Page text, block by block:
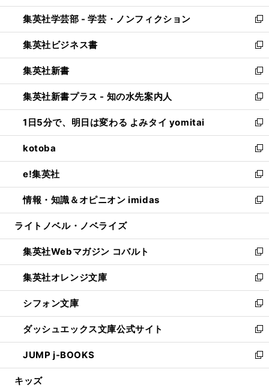
開
く
ウ
で
開
く
ン
ド
ウ
で
開
く
ウ
ィ
ン
ド
ウ
で
開
く
集英社学芸部 - 学芸・ノンフィクション
新
し
い
ウ
ィ
ン
ド
ウ
で
開
く
集英社ビジネス書
新
し
い
ウ
ィ
ン
ド
ウ
で
開
く
集英社新書
新
し
い
ウ
ィ
ン
ド
ウ
で
開
く
集英社新書プラス - 知の水先案内人
新
し
い
ウ
ィ
ン
ド
ウ
で
開
1日5分で、明日は変わる よみタイ yomitai
新
し
い
ウ
ィ
ン
ド
ウ
開
く
kotoba
新
し
い
ウ
ィ
ン
ウ
で
開
く
e!集英社
新
し
い
ウ
ン
ド
ウ
で
開
く
情報・知識＆オピニオン imidas
新
し
ウ
ィ
ン
ド
ウ
で
開
く
ライトノベル・ノベライズ
集英社Webマガジン コバルト
新
し
い
ウ
ィ
ン
ド
ウ
で
開
集英社オレンジ文庫
新
し
い
ウ
ィ
ン
ド
ウ
シフォン文庫
新
し
い
ウ
ィ
ン
ダッシュエックス文庫公式サイト
新
し
い
ウ
JUMP j-BOOKS
新
し
キッズ